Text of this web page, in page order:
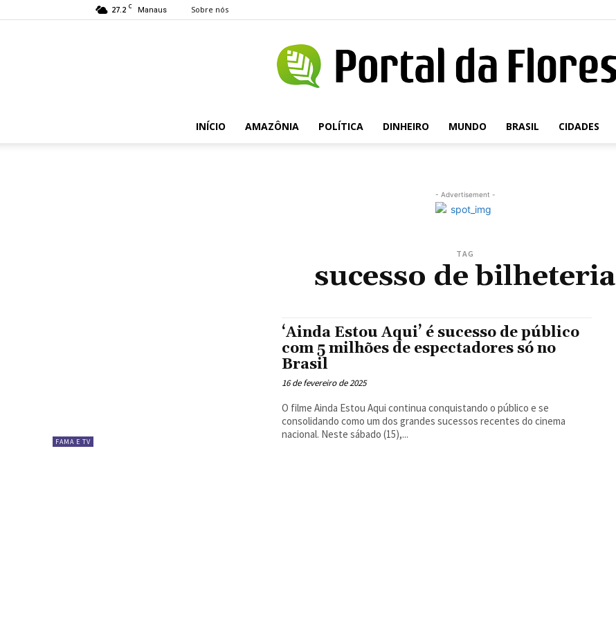
27.2 C Manaus Sobre nós
Portal
INÍCIO AMAZÔNIA POLÍTICA DINHEIRO MUNDO BRASIL CIDADES
- Advertisement -
TAG
sucesso de bilheteria
FAMA E TV
‘Ainda Estou Aqui’ é sucesso de público
com 5 milhões de espectadores só no
Brasil
16 de fevereiro de 2025
O filme Ainda Estou Aqui continua conquistando o público e se
consolidando como um dos grandes sucessos recentes do cinema
nacional. Neste sábado (15),...